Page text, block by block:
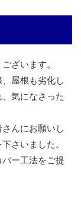
ざいます。
屋根も劣化し
気になさった
んにお願いし
さいました。
ー工法をご提